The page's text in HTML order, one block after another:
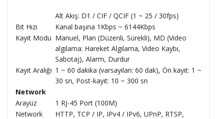
Alt Akış: D1 / CIF / QCIF (1 ~ 25 / 30fps)
Bit Hızı
Kanal başına 1Kbps ~ 6144Kbps
Kayıt Modu Manuel, Plan (Düzenli, Sürekli), MD (Video
algılama: Hareket Algılama, Video Kaybı,
Sabotaj), Alarm, Durdur
Kayıt Aralığı 1 ~ 60 dakika (varsayılan: 60 dak), Ön kayıt: 1 ~
30 sn, Post-kayıt: 10 ~ 300 sn
Network
Arayüz
1 RJ-45 Port (100M)
Network
HTTP, TCP / IP, IPv4 / IPv6, UPnP, RTSP,